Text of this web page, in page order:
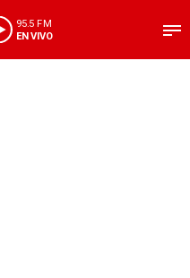
95.5 FM
EN VIVO